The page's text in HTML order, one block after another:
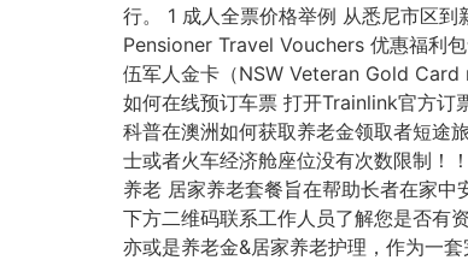
行。 1 成人全票价格举例 从悉尼市区
Pensioner Travel Vouchers 优惠福利
伍军人金卡（NSW Veteran Gold Card
如何在线预订车票 打开Trainlink官方
科普在澳洲如何获取养老金领取者短
士或者火车经济舱座位没有次数限制！
养老 居家养老套餐旨在帮助长者在家
下方二维码联系工作人员了解您是否有
亦或是养老金&居家养老护理，作为一